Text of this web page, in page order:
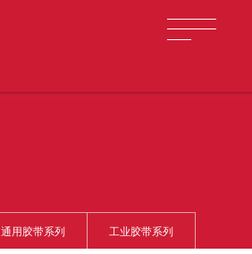
通用胶带系列 工业胶带系列